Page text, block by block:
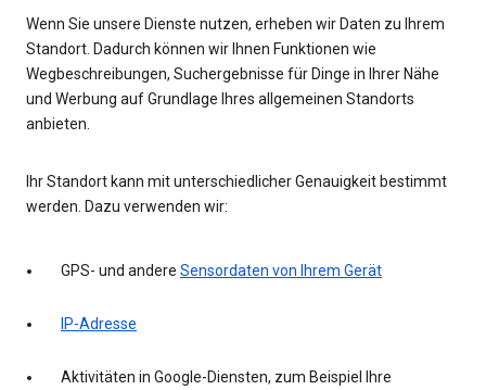
Wenn Sie unsere Dienste nutzen, erheben wir Daten zu Ihrem
Standort. Dadurch können wir Ihnen Funktionen wie
Wegbeschreibungen, Suchergebnisse für Dinge in Ihrer Nähe
und Werbung auf Grundlage Ihres allgemeinen Standorts
anbieten.
Ihr Standort kann mit unterschiedlicher Genauigkeit bestimmt
werden. Dazu verwenden wir:
GPS- und andere Sensordaten von Ihrem Gerät
IP-Adresse
Aktivitäten in Google-Diensten, zum Beispiel Ihre